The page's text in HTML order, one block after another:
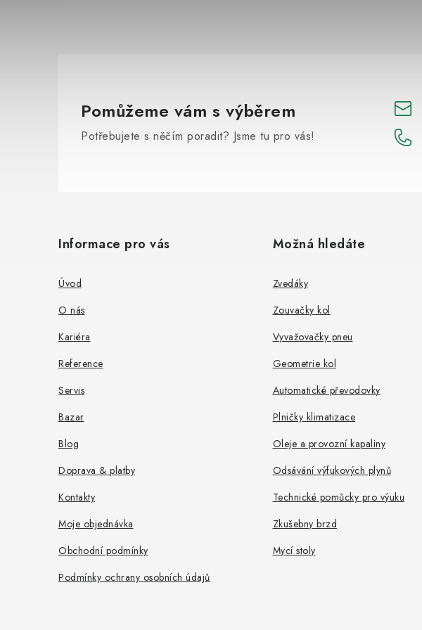
s
Pomůžeme vám s výběrem
Potřebujete s něčím poradit? Jsme tu pro vás!
Informace pro vás
Úvod
O nás
Kariéra
Reference
Servis
Bazar
Blog
Doprava & platby
Kontakty
Moje objednávka
Obchodní podmínky
Podmínky ochrany osobních údajů
Možná hledáte
Zvedáky
Zouvačky kol
Vyvažovačky pneu
Geometrie kol
Automatické převodovky
Plničky klimatizace
Oleje a provozní kapaliny
Odsávání výfukových plynů
Technické pomůcky pro výuku
Zkušebny brzd
Mycí stoly